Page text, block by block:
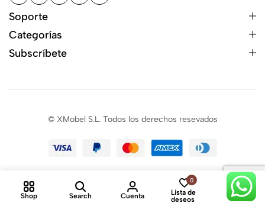
Soporte
Categorías
Subscríbete
© XMobel S.L. Todos los derechos resevados
Shop Search Cuenta
0
Lista de
deseos
0
Cart